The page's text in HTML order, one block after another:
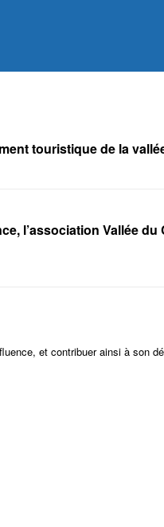
touristique de la
l’association Vallée
et contribuer ainsi à son